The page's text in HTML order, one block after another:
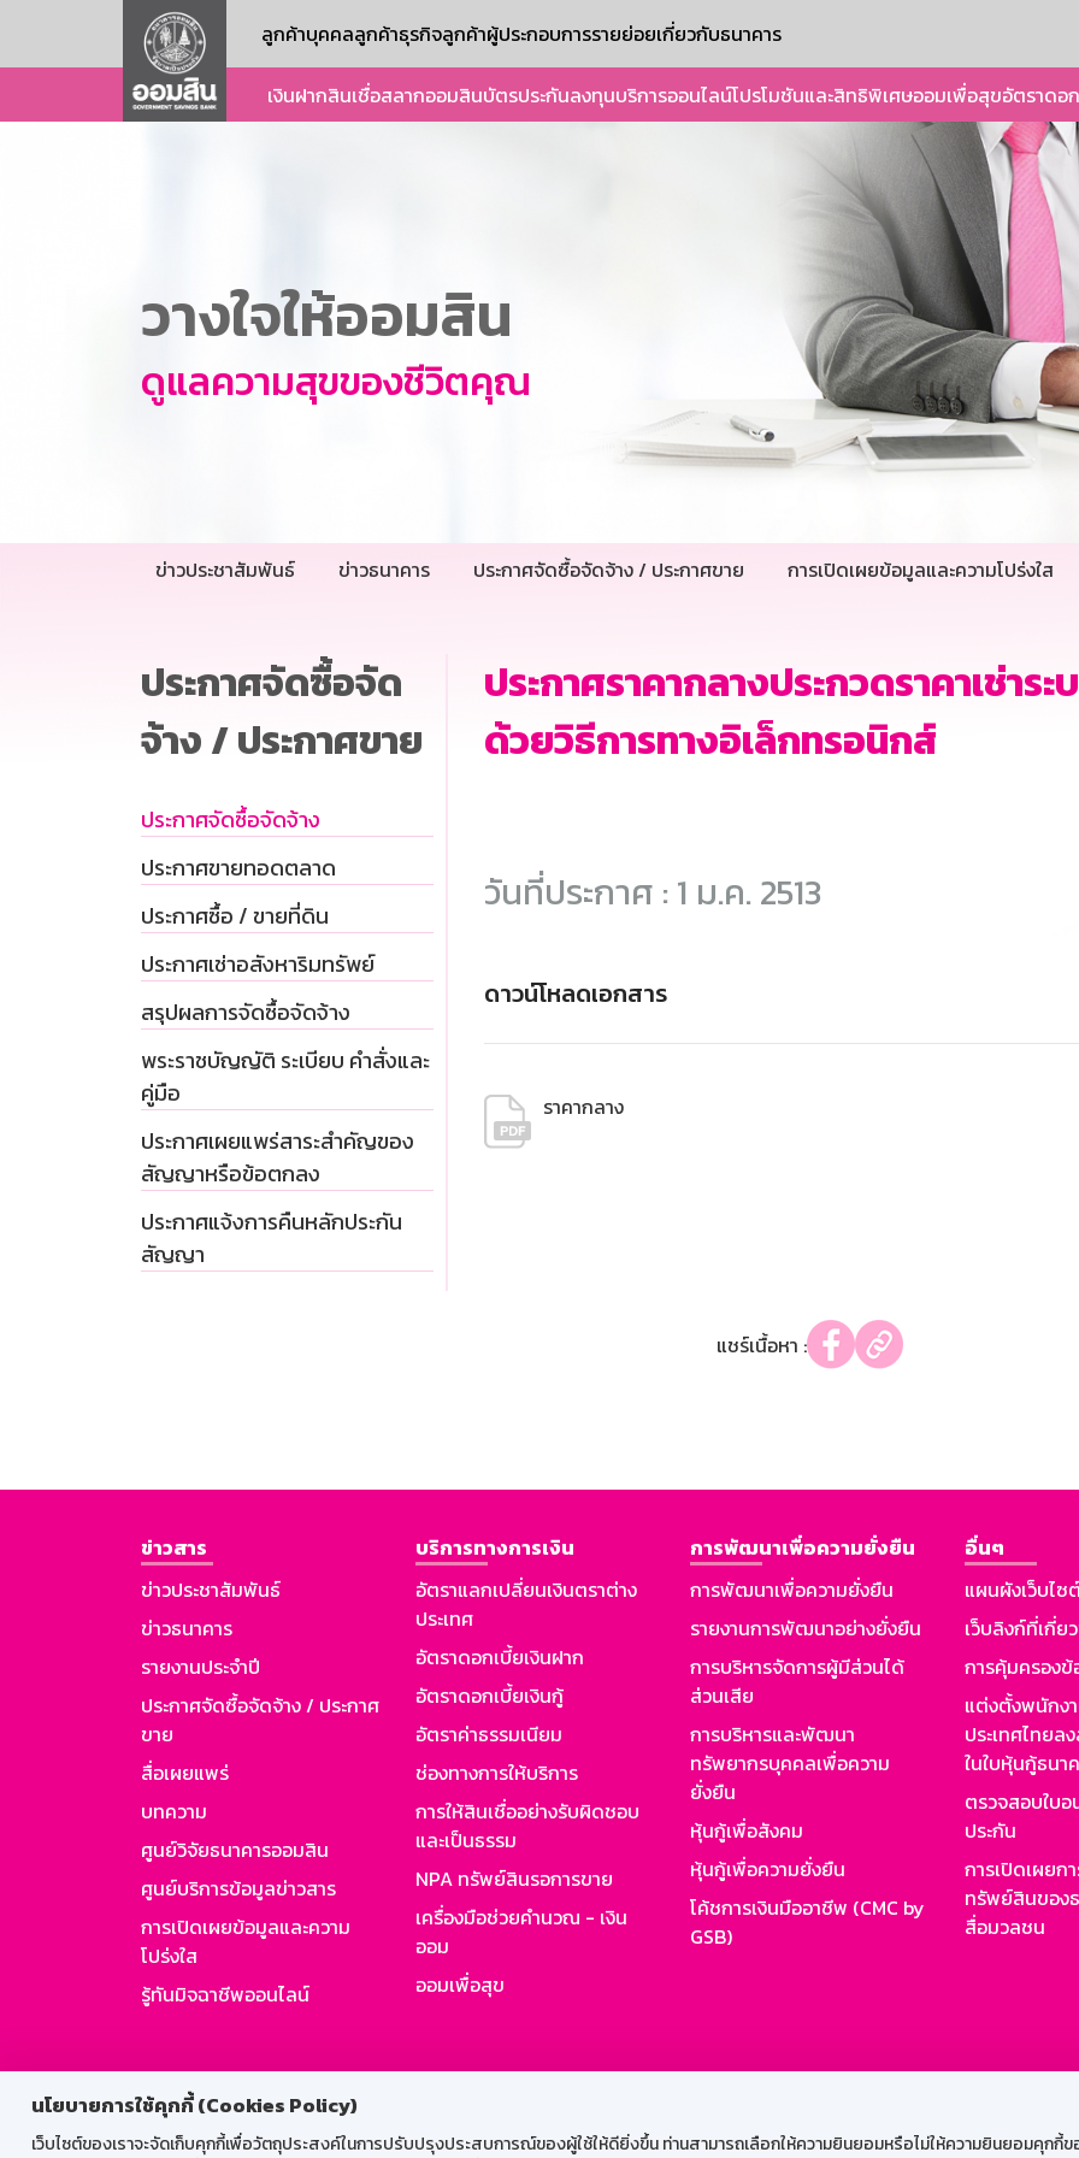
นโยบายการใช้คุกกี้ (Cookies Policy)
เว็บไซต์ของเราจะจัดเก็บคุกกี้เพื่อวัตถุประสงค์ในการปรับปรุงประสบการณ์ของผู้ใช้ให้ดียิ่งขึ้น ท่านสามารถเลือกให้ความยินยอมหรือไม่ให้ความยินยอมคุกกี้ข
ลูกค้าบุคคลลูกค้าธุรกิจลูกค้าผู้ประกอบการรายย่อยเกี่ยวกับธนาคาร
เงินฝากสินเชื่อสลากออมสินบัตรประกันลงทุนบริการออนไลน์โปรโมชันและสิทธิพิเศษออมเพื่อสุขอัตราดอ
วางใจให้ออมสิน
ดูแลความสุขของชีวิตคุณ
ข่าวประชาสัมพันธ์ ข่าวธนาคาร ประกาศจัดซื้อจัดจ้าง / ประกาศขาย การเปิดเผยข้อมูลและความโปร่งใส
ประกาศจัดซื้อจัด
จ้าง / ประกาศขาย
ประกาศจัดซื้อจัดจ้าง
ประกาศขายทอดตลาด
ประกาศซื้อ / ขายที่ดิน
ประกาศเช่าอสังหาริมทรัพย์
สรุปผลการจัดซื้อจัดจ้าง
พระราชบัญญัติ ระเบียบ คำสั่งและ
คู่มือ
ประกาศเผยแพร่สาระสำคัญของ
สัญญาหรือข้อตกลง
ประกาศแจ้งการคืนหลักประกัน
สัญญา
ประกาศราคากลางประกวดราคาเช่าร
ด้วยวิธีการทางอิเล็กทรอนิกส์
วันที่ประกาศ : 1 ม.ค. 2513
ดาวน์โหลดเอกสาร
ราคากลาง
แชร์เนื้อหา :
ข่าวสาร
ข่าวประชาสัมพันธ์
ข่าวธนาคาร
รายงานประจำปี
ประกาศจัดซื้อจัดจ้าง / ประกาศ
ขาย
สื่อเผยแพร่
บทความ
ศูนย์วิจัยธนาคารออมสิน
ศูนย์บริการข้อมูลข่าวสาร
การเปิดเผยข้อมูลและความ
โปร่งใส
รู้ทันมิจฉาชีพออนไลน์
บริการทางการเงิน
อัตราแลกเปลี่ยนเงินตราต่าง
ประเทศ
อัตราดอกเบี้ยเงินฝาก
อัตราดอกเบี้ยเงินกู้
อัตราค่าธรรมเนียม
ช่องทางการให้บริการ
การให้สินเชื่ออย่างรับผิดชอบ
และเป็นธรรม
NPA ทรัพย์สินรอการขาย
เครื่องมือช่วยคำนวณ - เงิน
ออม
ออมเพื่อสุข
การพัฒนาเพื่อความยั่งยืน
การพัฒนาเพื่อความยั่งยืน
รายงานการพัฒนาอย่างยั่งยืน
การบริหารจัดการผู้มีส่วนได้
ส่วนเสีย
การบริหารและพัฒนา
ทรัพยากรบุคคลเพื่อความ
ยั่งยืน
หุ้นกู้เพื่อสังคม
หุ้นกู้เพื่อความยั่งยืน
โค้ชการเงินมืออาชีพ (CMC by
GSB)
อื่นๆ
แผนผังเว็บไซ
เว็บลิงก์ที่เกี่ย
การคุ้มครอง
แต่งตั้งพนักง
ประเทศไทยล
ในใบหุ้นกู้ธนา
ตรวจสอบใบ
ประกัน
การเปิดเผยก
ทรัพย์สินของ
สื่อมวลชน